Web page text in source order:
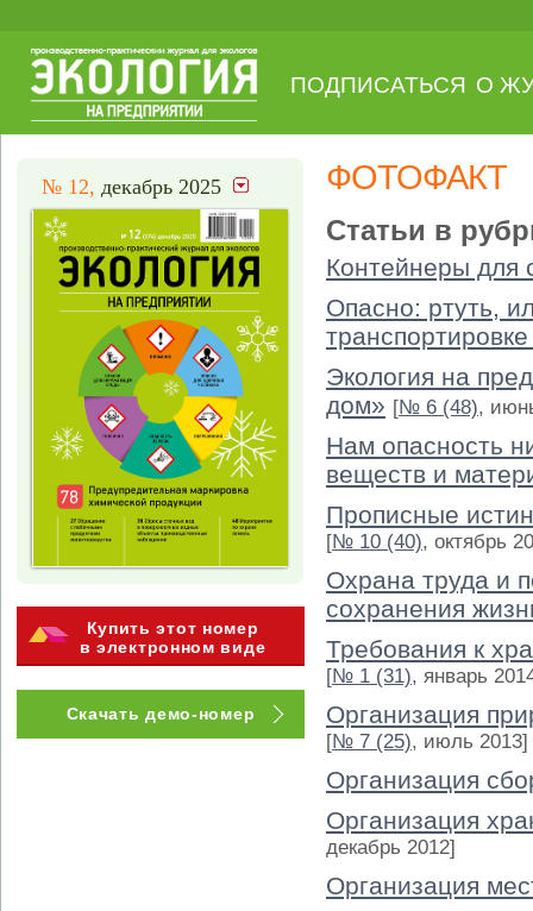
ПОДПИСАТЬСЯ О
№ 12, декабрь 2025
Купить этот номер
в электронном виде
Скачать демо-номер
ФОТОФАКТ
Статьи в
Контейнеры для
Опасно: ртуть,
Экология на
дом» [№ 6 (48),
Нам опасность
веществ и
Прописные
[№ 10 (40), октябрь
Охрана труда и
сохранения
Требования к
[№ 1 (31), январь
Организация
[№ 7 (25), июль 2013]
Организация
Организация
декабрь 2012]
Организация